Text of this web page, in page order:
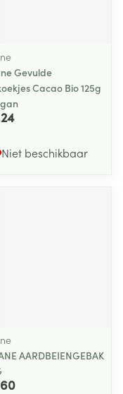
Gevulde
Cacao Bio 125g
Niet beschikbaar
AARDBEIENGEBAK